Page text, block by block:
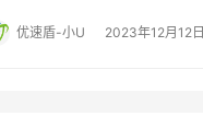
优速盾-小U 2023年12月12日